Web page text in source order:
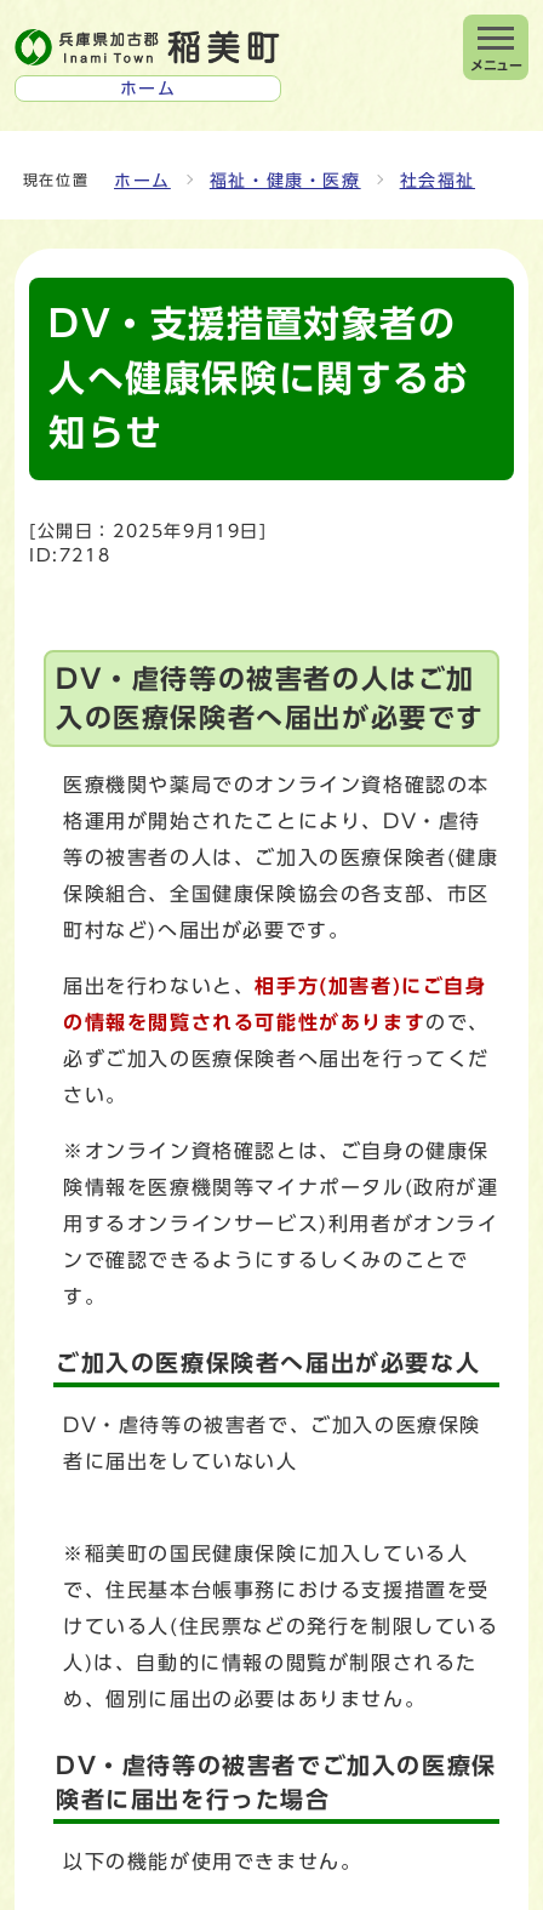
ホーム
メニュー
現在位置 ホーム 福祉・健康・医療 社会福祉
DV・支援措置対象者の
人へ健康保険に関するお
知らせ
[公開日： 2025年9月19日 ]
ID:7218
DV・虐待等の被害者の人はご加
入の医療保険者へ届出が必要です
医療機関や薬局でのオンライン資格確認の本
格運用が開始されたことにより、DV・虐待
等の被害者の人は、ご加入の医療保険者(健康
保険組合、全国健康保険協会の各支部、市区
町村など)へ届出が必要です。
届出を行わないと、相手方(加害者)にご自身
の情報を閲覧される可能性がありますので、
必ずご加入の医療保険者へ届出を行ってくだ
さい。
※オンライン資格確認とは、ご自身の健康保
険情報を医療機関等マイナポータル(政府が運
用するオンラインサービス)利用者がオンライ
ンで確認できるようにするしくみのことで
す。
ご加入の医療保険者へ届出が必要な人
DV・虐待等の被害者で、ご加入の医療保険
者に届出をしていない人
※稲美町の国民健康保険に加入している人
で、住民基本台帳事務における支援措置を受
けている人(住民票などの発行を制限している
人)は、自動的に情報の閲覧が制限されるた
め、個別に届出の必要はありません。
DV・虐待等の被害者でご加入の医療保
険者に届出を行った場合
以下の機能が使用できません。